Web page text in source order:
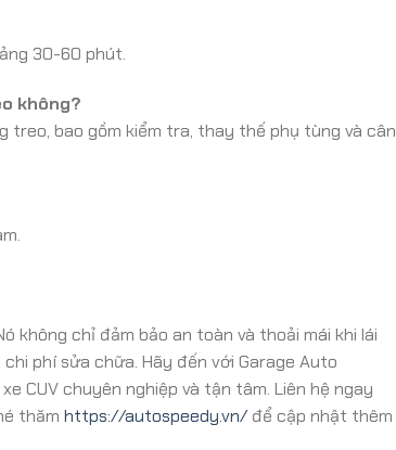
30-60 phút.
không?
treo, bao gồm kiểm tra, thay thế phụ tùng và cân
không chỉ đảm bảo an toàn và thoải mái khi lái
phí sửa chữa. Hãy đến với Garage Auto
CUV chuyên nghiệp và tận tâm. Liên hệ ngay
thăm https://autospeedy.vn/để cập nhật thêm